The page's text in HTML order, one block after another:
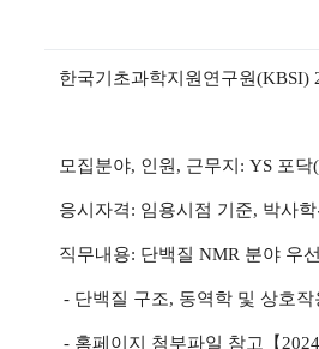
한국기초과학지원연구원(KBSI)
모집분야, 인원, 근무지: YS 포
응시자격: 임용시점 기준, 박사
직무내용: 단백질 NMR 분야 우
- 단백질 구조, 동역학 및 상호작
- 홈페이지 첨부파일 참고 【